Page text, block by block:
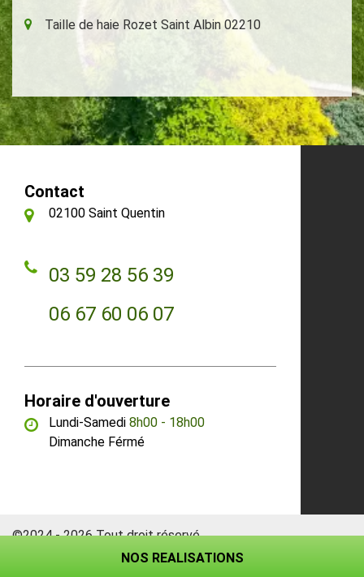
NOS REALISATIONS
NOS REALISATIONS
Taille de haie Rozet Saint Albin 02210
Contact
02100 Saint Quentin
03 59 28 56 39
06 67 60 06 07
Horaire d'ouverture
Lundi-Samedi 8h00 - 18h00
Dimanche Férmé
©2024 - 2026 Tout droit réservé
-Contactez-nous